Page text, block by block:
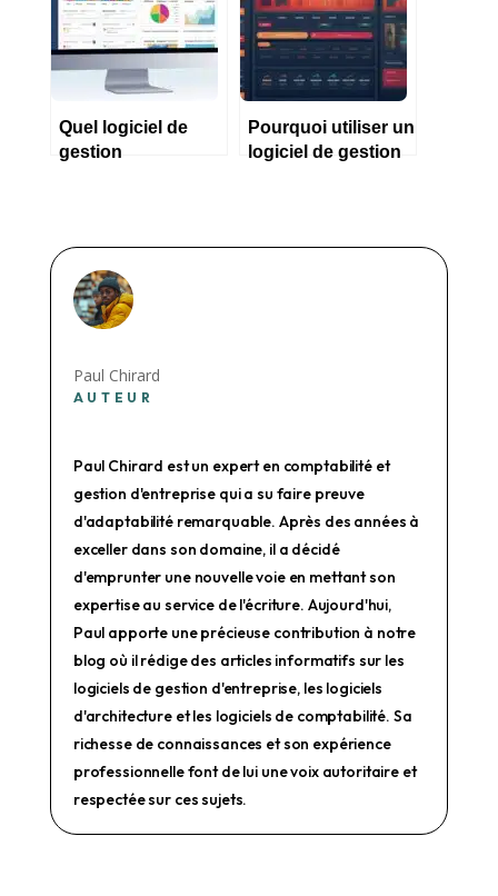
Quel logiciel de
gestion
Pourquoi utiliser un
logiciel de gestion
Paul Chirard
AUTEUR
Paul Chirard est un expert en comptabilité et
gestion d'entreprise qui a su faire preuve
d'adaptabilité remarquable. Après des années à
exceller dans son domaine, il a décidé
d'emprunter une nouvelle voie en mettant son
expertise au service de l'écriture. Aujourd'hui,
Paul apporte une précieuse contribution à notre
blog où il rédige des articles informatifs sur les
logiciels de gestion d'entreprise, les logiciels
d'architecture et les logiciels de comptabilité. Sa
richesse de connaissances et son expérience
professionnelle font de lui une voix autoritaire et
respectée sur ces sujets.